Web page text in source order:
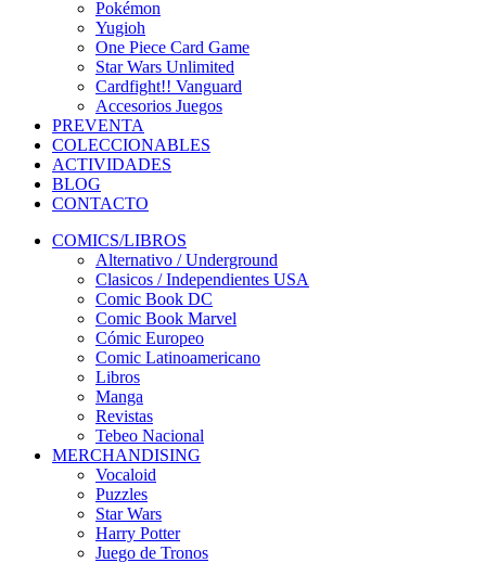
Pokémon
Yugioh
One Piece Card Game
Star Wars Unlimited
Cardfight!! Vanguard
Accesorios Juegos
PREVENTA
COLECCIONABLES
ACTIVIDADES
BLOG
CONTACTO
COMICS/LIBROS
Alternativo / Underground
Clasicos / Independientes USA
Comic Book DC
Comic Book Marvel
Cómic Europeo
Comic Latinoamericano
Libros
Manga
Revistas
Tebeo Nacional
MERCHANDISING
Vocaloid
Puzzles
Star Wars
Harry Potter
Juego de Tronos